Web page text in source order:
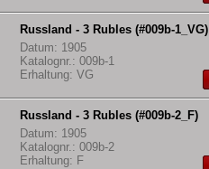
Russland - 3 Rubles (#009b-1_VG)
Datum: 1905
Katalognr.: 009b-1
Erhaltung: VG
Russland - 3 Rubles (#009b-2_F)
Datum: 1905
Katalognr.: 009b-2
Erhaltung: F